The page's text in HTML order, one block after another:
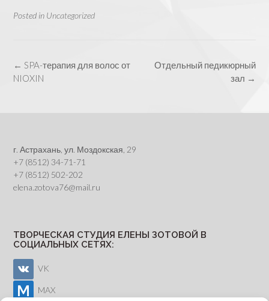
Posted in Uncategorized
Post
navigation
Отдельный педикюрный
зал →
← SPA-терапия для волос от
NIOXIN
г. Астрахань, ул. Моздокская, 29
+7 (8512) 34-71-71
+7 (8512) 502-202
elena.zotova76@mail.ru
ТВОРЧЕСКАЯ СТУДИЯ ЕЛЕНЫ ЗОТОВОЙ В
СОЦИАЛЬНЫХ СЕТЯХ:
VK
MAX